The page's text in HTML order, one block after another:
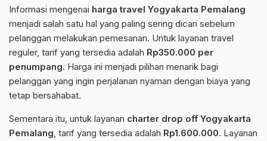
Informasi mengenai harga travel Yogyakarta Pemalang
menjadi salah satu hal yang paling sering dicari sebelum
pelanggan melakukan pemesanan. Untuk layanan travel
reguler, tarif yang tersedia adalah Rp350.000 per
penumpang. Harga ini menjadi pilihan menarik bagi
pelanggan yang ingin perjalanan nyaman dengan biaya yang
tetap bersahabat.
Sementara itu, untuk layanan charter drop off Yogyakarta
Pemalang, tarif yang tersedia adalah Rp1.600.000. Layanan